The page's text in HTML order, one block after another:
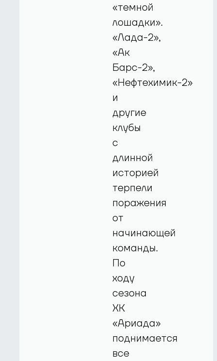
«темной
лошадки».
«Лада-2»,
«Ак
Барс-2»,
«Нефтехимик-2»
и
другие
клубы
с
длинной
историей
терпели
поражения
от
начинающей
команды.
По
ходу
сезона
ХК
«Ариада»
поднимается
все